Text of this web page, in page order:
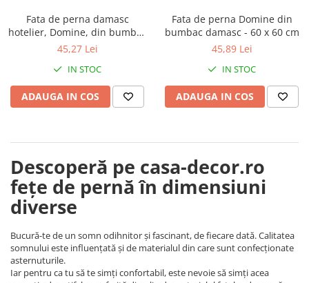
Fata de perna damasc
hotelier, Domine, din bumbac
dungat damasc, 50 x 70 cm
45,27 Lei
IN STOC
ADAUGA IN COS
Fata de perna Domine din
bumbac damasc - 60 x 60 cm
45,89 Lei
IN STOC
ADAUGA IN COS
Descoperă pe casa-decor.ro
fețe de pernă în dimensiuni
diverse
Bucură-te de un somn odihnitor și fascinant, de fiecare dată. Calitatea
somnului este influențată și de materialul din care sunt confecționate
asternuturile.
Iar pentru ca tu să te simți confortabil, este nevoie să simți acea